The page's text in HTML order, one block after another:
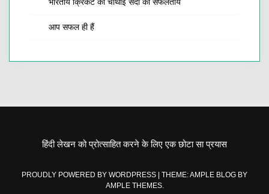
आप सफल ही हैं
हिंदी लेखन को प्रोत्साहित करने के लिए एक छोटा सा प्रयास
PROUDLY POWERED BY WORDPRESS
THEME: AMPLE BLOG BY
AMPLE THEMES.